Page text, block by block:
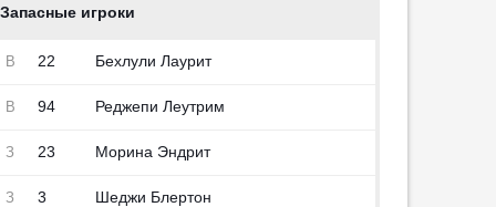
Точность пасов: 6
Пасы: 16
Минут сыграно: 92
Всего навесов: 2
Пасы: 15
Минут сыграно: 96
Запасные игроки
В 22 Бехлули Лаурит
В 94 Реджепи Леутрим
З 23 Морина Эндрит
З 3 Шеджи Блертон